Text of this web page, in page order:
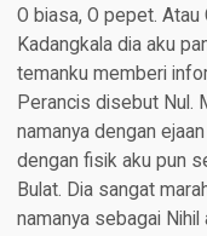
O biasa, O pepet. Atau
Kadangkala dia aku
temanku memberi
Perancis disebut Nul.
namanya dengan ejaan
dengan fisik aku pun
Bulat. Dia sangat
namanya sebagai